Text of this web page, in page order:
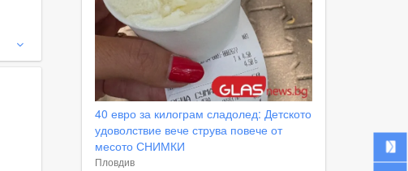
40 евро за килограм сладолед: Детското
удоволствие вече струва повече от
месото СНИМКИ
Пловдив